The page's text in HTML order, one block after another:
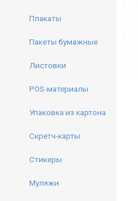
Плакаты
Пакеты бумажные
Листовки
POS-материалы
Упаковка из картона
Скретч-карты
Стикеры
Муляжи